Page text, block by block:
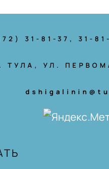
31-81-37, 31-
ТУЛА, УЛ.